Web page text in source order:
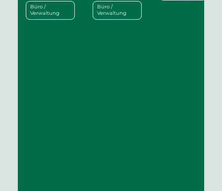
Büro /
Verwaltung
Büro /
Verwaltung